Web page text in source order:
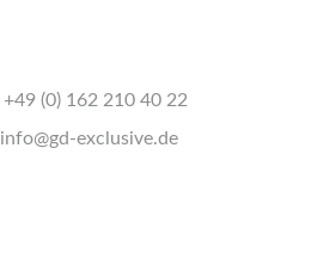
+49 (0) 162 210 40 22
info@gd-exclusive.de